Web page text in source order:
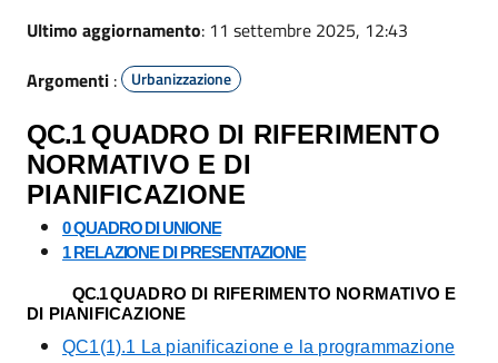
Ultimo aggiornamento: 11 settembre 2025, 12:43
Argomenti : Urbanizzazione
QC.1 QUADRO DI RIFERIMENTO
NORMATIVO E DI
PIANIFICAZIONE
0 QUADRO DI UNIONE
1 RELAZIONE DI PRESENTAZIONE
QC.1QUADRO DI RIFERIMENTO NORMATIVO E
DI PIANIFICAZIONE
QC1(1).1 La pianificazione e la programmazione